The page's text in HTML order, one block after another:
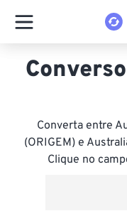
Converta entre
(ORIGEM) e
Clique no